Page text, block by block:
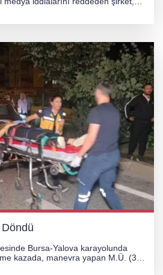
Bursa-Yalova karayolunda
kazada, manevra yapan M.Ü. (35)